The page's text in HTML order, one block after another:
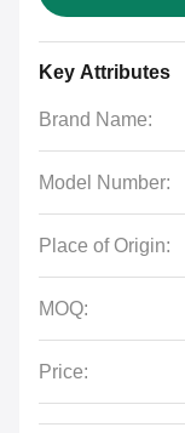
Key Attributes
Brand Name:
Model Number:
Place of Origin:
MOQ:
Price: